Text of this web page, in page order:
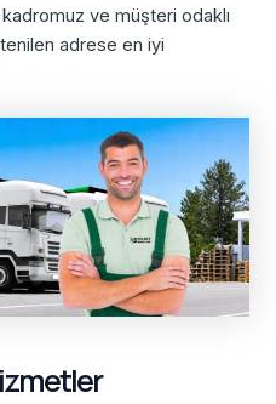
ve müşteri odaklı
adrese en iyi